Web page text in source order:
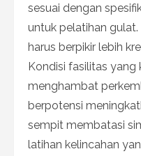
sesuai dengan
untuk pelatihan gulat.
harus berpikir lebih
Kondisi fasilitas yang
menghambat
berpotensi
sempit membatasi
latihan kelincahan